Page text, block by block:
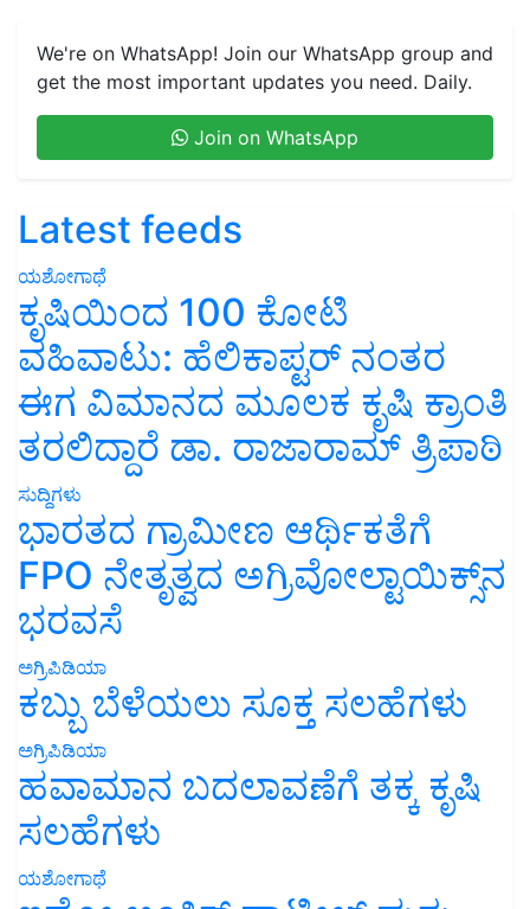
We're on WhatsApp! Join our WhatsApp group and
get the most important updates you need. Daily.
Join on WhatsApp
Latest feeds
ಯಶೋಗಾಥೆ
ಕೃಷಿಯಿಂದ 100 ಕೋಟಿ
ವಹಿವಾಟು: ಹೆಲಿಕಾಪ್ಟರ್ ನಂತರ
ಈಗ ವಿಮಾನದ ಮೂಲಕ ಕೃಷಿ ಕ್ರಾಂತಿ
ತರಲಿದ್ದಾರೆ ಡಾ. ರಾಜಾರಾಮ್ ತ್ರಿಪಾಠಿ
ಸುದ್ದಿಗಳು
ಭಾರತದ ಗ್ರಾಮೀಣ ಆರ್ಥಿಕತೆಗೆ
FPO ನೇತೃತ್ವದ ಅಗ್ರಿವೋಲ್ಟಾಯಿಕ್ಸ್‌ನ
ಭರವಸೆ
ಅಗ್ರಿಪಿಡಿಯಾ
ಕಬ್ಬು ಬೆಳೆಯಲು ಸೂಕ್ತ ಸಲಹೆಗಳು
ಅಗ್ರಿಪಿಡಿಯಾ
ಹವಾಮಾನ ಬದಲಾವಣೆಗೆ ತಕ್ಕ ಕೃಷಿ
ಸಲಹೆಗಳು
ಯಶೋಗಾಥೆ